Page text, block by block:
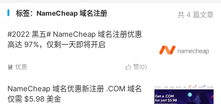
共 4 篇文章
标签：NameCheap 域名注册
#2022 黑五# NameCheap 域名注册优惠
高达 97%，仅剩一天即将开启
 赞(0)
 优惠
NameCheap 域名优惠新注册 .COM 域名
仅需 $5.98 美金